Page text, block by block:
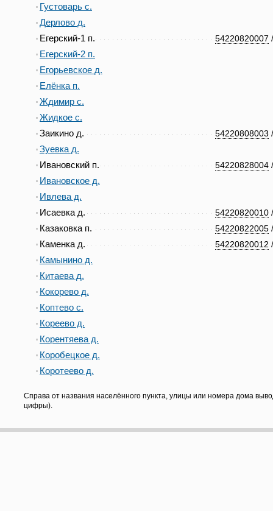
Густоварь с.
Дерлово д.
54220820007
Егерский-1 п.
Егерский-2 п.
Егорьевское д.
Елёнка п.
Ждимир с.
Жидкое с.
54220808003
Заикино д.
Зуевка д.
54220828004
Ивановский п.
Ивановское д.
Ивлева д.
54220820010
Исаевка д.
54220822005
Казаковка п.
54220820012
Каменка д.
Камынино д.
Китаева д.
Кокорево д.
Коптево с.
Кореево д.
Корентяева д.
Коробецкое д.
Коротеево д.
Справа от названия населённого пункта, улицы или номера дома
цифры).